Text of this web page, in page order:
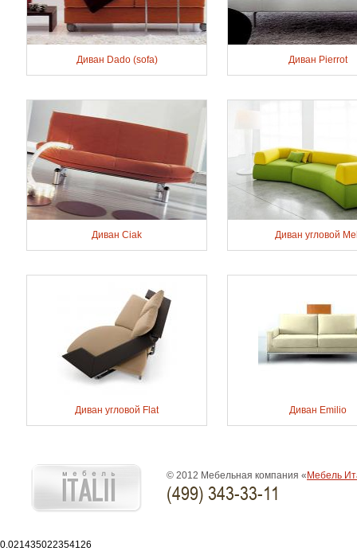
Диван Dado (sofa) Диван Pierrot
Диван Ciak Диван угловой
Диван угловой Flat Диван Emilio
© 2012 Мебельная компания « Мебель
(499) 343-33-11
0.021435022354126